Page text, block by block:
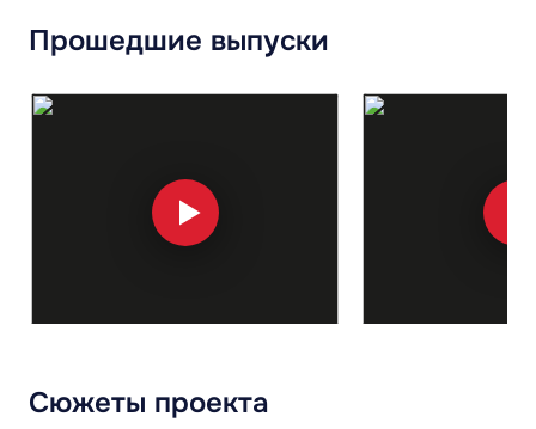
Прошедшие выпуски
Сюжеты проекта